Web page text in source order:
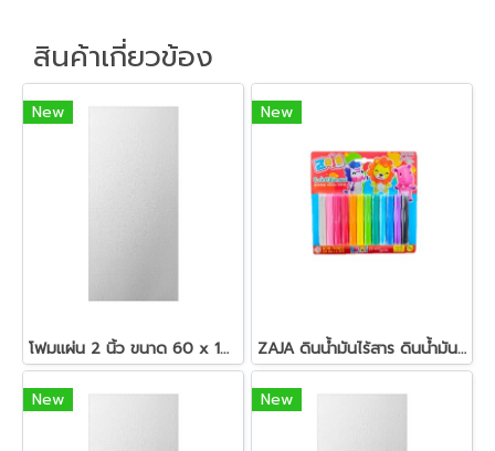
สินค้าเกี่ยวข้อง
New
โฟมแผ่น 2 นิ้ว ขนาด 60 x 120 ซม.สีขาว
New
ZAJA ดินน้ำมันไร้สาร ดินน้ำมันแท่งกลม 200 กรัม
New New